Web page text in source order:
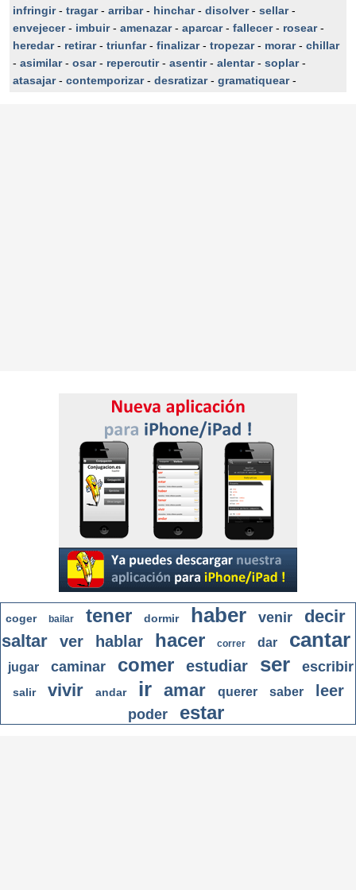
infringir- tragar- arribar- hinchar- disolver- sellar-
envejecer- imbuir- amenazar- aparcar- fallecer- rosear-
heredar- retirar- triunfar- finalizar- tropezar- morar- chillar
- asimilar- osar- repercutir- asentir- alentar- soplar-
atasajar- contemporizar- desratizar- gramatiquear-
coger bailar tener dormir haber venir
decir
saltar
ver hablar hacer correr dar cantar
jugar caminar comer estudiar ser escribir
salir vivir andar ir amar querer saber leer
poder estar